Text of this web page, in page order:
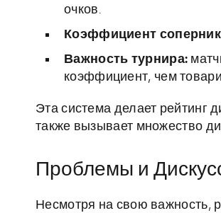
очков.
Коэффициент
Важность турнира:
коэффициент, чем
Эта система делает рейтинг
также вызывает множество
Проблемы и
Несмотря на свою важность,